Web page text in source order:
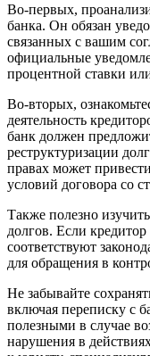
Во-первых,
банка. Он обязан
связанных с вашим
официальные
процентной ставки
Во-вторых,
деятельность
банк должен
реструктуризации
правах может
условий договора со
Также полезно
долгов. Если
соответствуют
для обращения в
Не забывайте
включая переписку с
полезными в случае
нарушения в